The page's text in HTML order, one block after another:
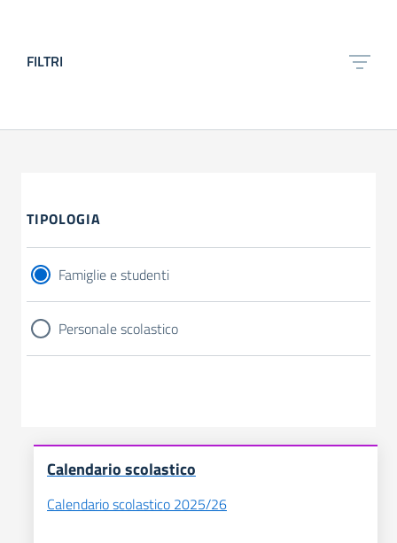
FILTRI
TIPOLOGIA
Famiglie e studenti
Personale scolastico
Calendario scolastico
Calendario scolastico 2025/26